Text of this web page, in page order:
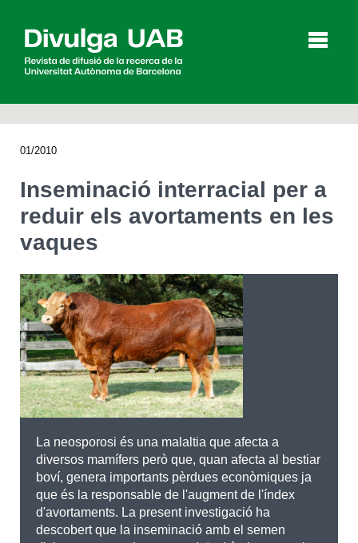
Agenda
English Español
CERCAR
01/2010
Inseminació interracial per a
reduir els avortaments en les
vaques
La neosporosi és una malaltia que afecta a
diversos mamífers però que, quan afecta al bestiar
boví, genera importants pèrdues econòmiques ja
que és la responsable de l'augment de l'índex
d'avortaments. La present investigació ha
descobert que la inseminació amb el semen